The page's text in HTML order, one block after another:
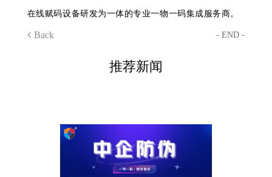
在线赋码设备研发为一体的专业一物一码集成服务商。
Back - END -
推荐新闻